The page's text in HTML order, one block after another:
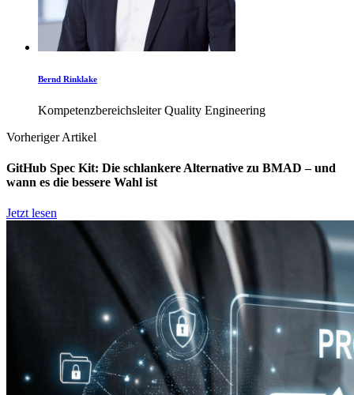
Bernd Rinklake
Kompetenzbereichsleiter Quality Engineering
Vorheriger Artikel
GitHub Spec Kit: Die schlankere Alternative zu BMAD – und
wann es die bessere Wahl ist
Jetzt lesen